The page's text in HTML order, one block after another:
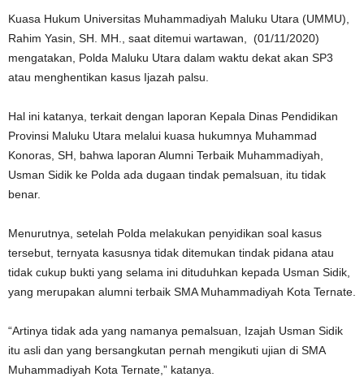
Kuasa Hukum Universitas Muhammadiyah Maluku Utara (UMMU),
Rahim Yasin, SH. MH., saat ditemui wartawan, (01/11/2020)
mengatakan, Polda Maluku Utara dalam waktu dekat akan SP3
atau menghentikan kasus Ijazah palsu.
Hal ini katanya, terkait dengan laporan Kepala Dinas Pendidikan
Provinsi Maluku Utara melalui kuasa hukumnya Muhammad
Konoras, SH, bahwa laporan Alumni Terbaik Muhammadiyah,
Usman Sidik ke Polda ada dugaan tindak pemalsuan, itu tidak
benar.
Menurutnya, setelah Polda melakukan penyidikan soal kasus
tersebut, ternyata kasusnya tidak ditemukan tindak pidana atau
tidak cukup bukti yang selama ini dituduhkan kepada Usman Sidik,
yang merupakan alumni terbaik SMA Muhammadiyah Kota Ternate.
“Artinya tidak ada yang namanya pemalsuan, Izajah Usman Sidik
itu asli dan yang bersangkutan pernah mengikuti ujian di SMA
Muhammadiyah Kota Ternate,” katanya.